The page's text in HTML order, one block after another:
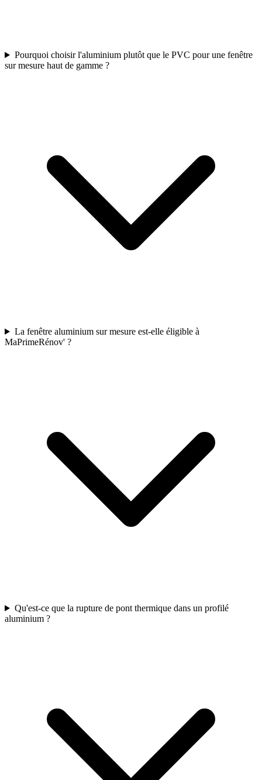
Pourquoi choisir l'aluminium plutôt que le PVC pour une fenêtre
sur mesure haut de gamme ?
La fenêtre aluminium sur mesure est-elle éligible à
MaPrimeRénov' ?
Qu'est-ce que la rupture de pont thermique dans un profilé
aluminium ?